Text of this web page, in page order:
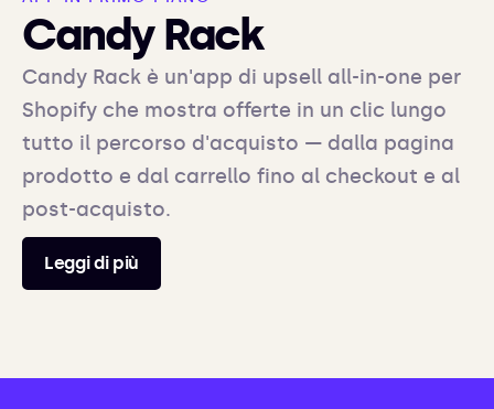
Candy Rack
Candy Rack è un'app di upsell all-in-one per
Shopify che mostra offerte in un clic lungo
tutto il percorso d'acquisto — dalla pagina
prodotto e dal carrello fino al checkout e al
post-acquisto.
Leggi di più